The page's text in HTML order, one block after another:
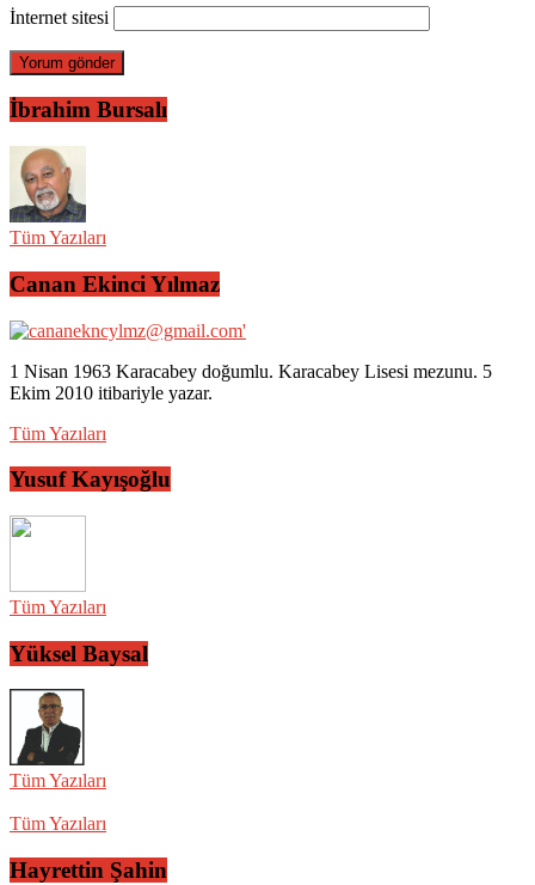
İnternet sitesi
İbrahim Bursalı
Tüm Yazıları
Canan Ekinci Yılmaz
1 Nisan 1963 Karacabey doğumlu. Karacabey Lisesi mezunu. 5
Ekim 2010 itibariyle yazar.
Tüm Yazıları
Yusuf Kayışoğlu
Tüm Yazıları
Yüksel Baysal
Tüm Yazıları
Tüm Yazıları
Hayrettin Şahin